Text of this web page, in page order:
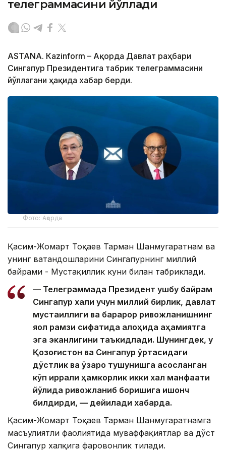
телеграммасини йўллади
ASTANА. Кazinform – Ақорда Давлат раҳбари
Сингапур Президентига табрик телеграммасини
йўллагани ҳақида хабар берди.
Фото: Ақорда
Қасим-Жомарт Тоқаев Тарман Шанмугаратнам ва
унинг ватандошларини Сингапурнинг миллий
байрами - Мустақиллик куни билан табриклади.
— Телеграммада Президент ушбу байрам
Сингапур халқи учун миллий бирлик, давлат
мустақиллиги ва барқарор ривожланишнинг
яққол рамзи сифатида алоҳида аҳамиятга
эга эканлигини таъкидлади. Шунингдек, у
Қозоғистон ва Сингапур ўртасидаги
дўстлик ва ўзаро тушунишга асосланган
кўп қиррали ҳамкорлик икки халқ манфаати
йўлида ривожланиб боришига ишонч
билдирди, — дейилади хабарда.
Қасим-Жомарт Тоқаев Тарман Шанмугаратнамга
масъулиятли фаолиятида муваффақиятлар ва дўст
Сингапур халқига фаровонлик тилади.